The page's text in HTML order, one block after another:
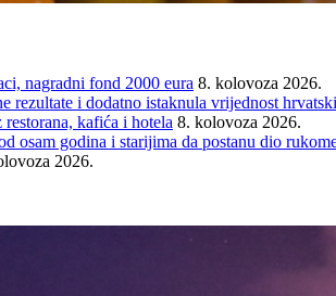
nagradni fond 2000 eura 8. kolovoza 2026.
i dodatno istaknula vrijednost
kafića i hotela 8. kolovoza 2026.
osam godina i starijima da postanu dio
2026.